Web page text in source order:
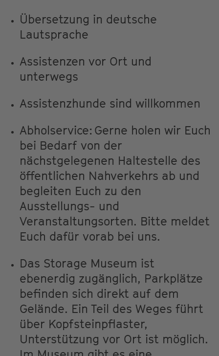
Übersetzung in deutsche
Lautsprache
Assistenzen vor Ort und
unterwegs
Assistenzhunde sind willkommen
Abholservice: Gerne holen wir Euch
bei Bedarf von der
nächstgelegenen Haltestelle des
öffentlichen Nahverkehrs ab und
begleiten Euch zu den
Ausstellungs- und
Veranstaltungsorten. Bitte meldet
Euch dafür vorab bei uns.
Das Storage Museum ist
ebenerdig zugänglich, Parkplätze
befinden sich direkt auf dem
Gelände. Ein Teil des Weges führt
über Kopfsteinpflaster,
Unterstützung vor Ort ist möglich.